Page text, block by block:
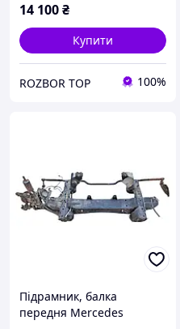
14 100₴
Купити
ROZBOR TOP 100%
Підрамник, балка
передня Mercedes